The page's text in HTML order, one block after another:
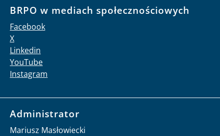
BRPO w mediach społecznościowych
Facebook
X
Linkedin
YouTube
Instagram
Administrator
Mariusz Masłowiecki